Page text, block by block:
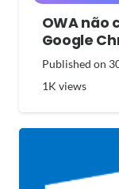
OWA não
Google
Published on
1K views